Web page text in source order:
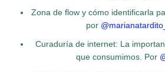
Zona de flow y cómo identificarla
por
Curaduría de internet: La
que consumimos. Por